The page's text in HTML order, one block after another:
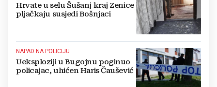
Hrvate u selu Šušanj kraj Zenice
pljačkaju susjedi Bošnjaci
NAPAD NA POLICIJU
Ueksploziji u Bugojnu poginuo
policajac, uhićen Haris Čaušević